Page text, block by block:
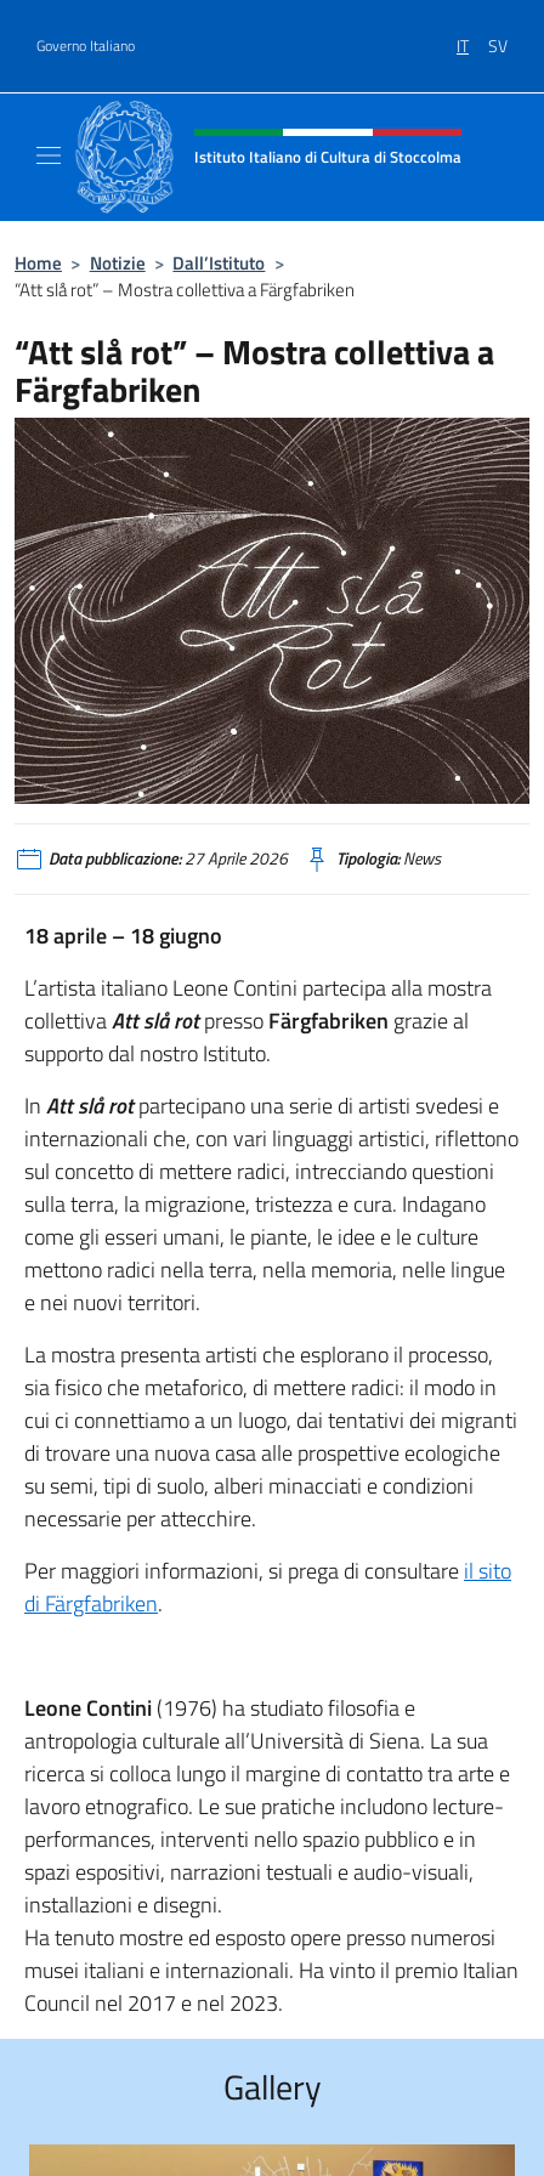
Governo Italiano IT SV
Intestazione sito, social e menù
Istituto Italiano di Cultura di Stoccolma
Home > Notizie > Dall’Istituto >
“Att slå rot” – Mostra collettiva a Färgfabriken
“Att slå rot” – Mostra collettiva a
Färgfabriken
Data pubblicazione:27 Aprile 2026 Tipologia:News
18 aprile – 18 giugno
L’artista italiano Leone Contini partecipa alla mostra
collettivaAtt slå rotpressoFärgfabriken grazie al
supporto dal nostro Istituto.
InAtt slå rotpartecipano una serie di artisti svedesi e
internazionali che, con vari linguaggi artistici, riflettono
sul concetto di mettere radici, intrecciando questioni
sulla terra, la migrazione, tristezza e cura. Indagano
come gli esseri umani, le piante, le idee e le culture
mettono radici nella terra, nella memoria, nelle lingue
e nei nuovi territori.
La mostra presenta artisti che esplorano il processo,
sia fisico che metaforico, di mettere radici: il modo in
cui ci connettiamo a un luogo, dai tentativi dei migranti
di trovare una nuova casa alle prospettive ecologiche
su semi, tipi di suolo, alberi minacciati e condizioni
necessarie per attecchire.
Per maggiori informazioni, si prega di consultareil sito
di Färgfabriken.
Leone Contini(1976) ha studiato filosofia e
antropologia culturale all’Università di Siena. La sua
ricerca si colloca lungo il margine di contatto tra arte e
lavoro etnografico. Le sue pratiche includono lecture-
performances, interventi nello spazio pubblico e in
spazi espositivi, narrazioni testuali e audio-visuali,
installazioni e disegni.
Ha tenuto mostre ed esposto opere presso numerosi
musei italiani e internazionali. Ha vinto il premio Italian
Council nel 2017 e nel 2023.
Gallery